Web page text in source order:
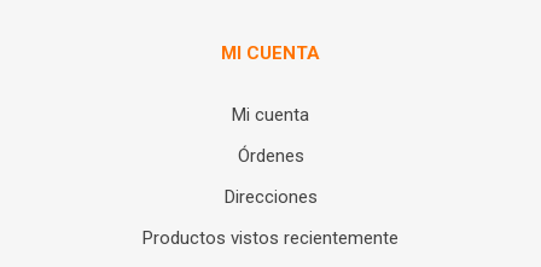
MI CUENTA
Mi cuenta
Órdenes
Direcciones
Productos vistos recientemente